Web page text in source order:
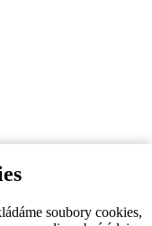
soubory cookies,